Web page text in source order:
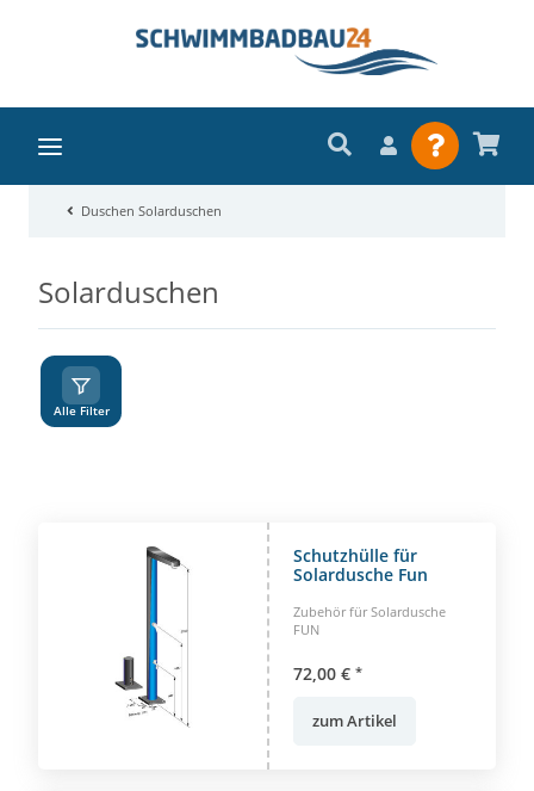
Duschen Solarduschen
Solarduschen
A
Alle Filter
Schutzhülle für
Solardusche Fun
Zubehör für Solardusche
FUN
72,00 € *
zum Artikel